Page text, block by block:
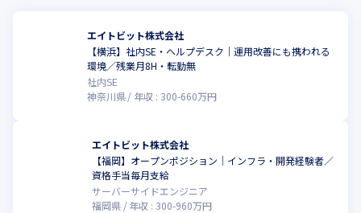
エイトビット株式会社
【横浜】社内SE・ヘルプデスク｜運用改善にも携われる
環境／残業月8H・転勤無
社内SE
神奈川県
年収 : 300-660万円
エイトビット株式会社
【福岡】オープンポジション｜インフラ・開発経験者／
資格手当毎月支給
サーバーサイドエンジニア
福岡県
年収 : 300-960万円